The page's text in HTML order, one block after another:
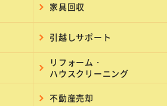
家具回収
引越しサポート
リフォーム・
ハウスクリーニング
不動産売却